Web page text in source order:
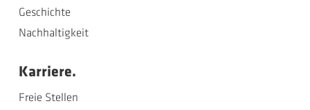
Geschichte
Nachhaltigkeit
Karriere.
Freie Stellen